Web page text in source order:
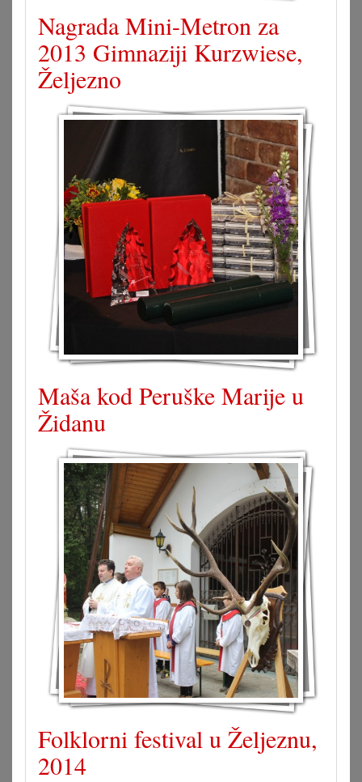
Nagrada Mini-Metron za
2013 Gimnaziji Kurzwiese,
Željezno
Maša kod Peruške Marije u
Židanu
Folklorni festival u Željeznu,
2014